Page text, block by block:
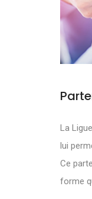
La
lui
Ce
forme